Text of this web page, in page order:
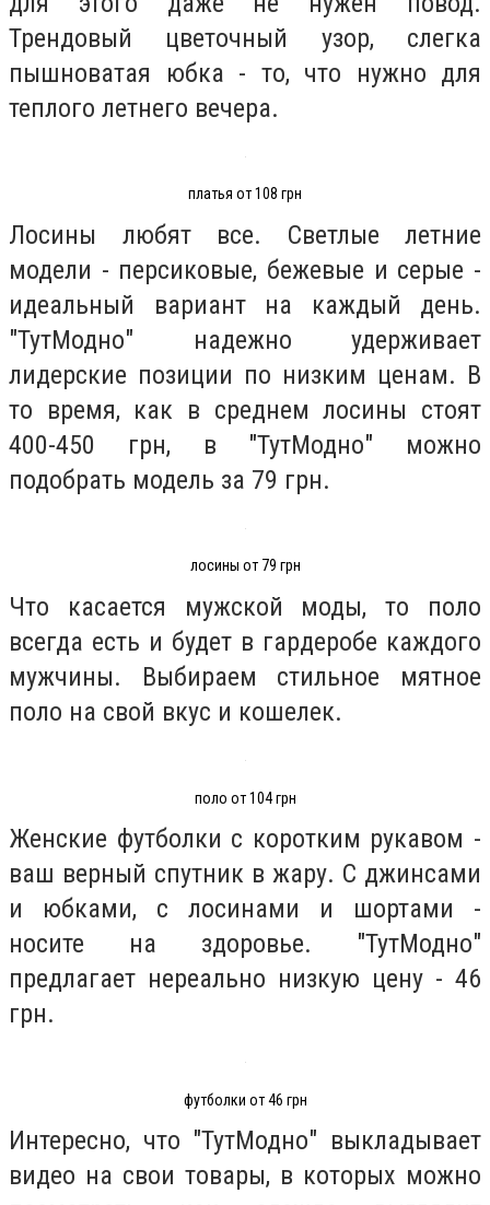
Трендовый цветочный узор, слегка
пышноватая юбка - то, что нужно для
теплого летнего вечера.
платья от 108 грн
Лосины любят все. Светлые летние
модели - персиковые, бежевые и серые -
идеальный вариант на каждый день.
"ТутМодно" надежно удерживает
лидерские позиции по низким ценам. В
то время, как в среднем лосины стоят
400-450 грн, в "ТутМодно" можно
подобрать модель за 79 грн.
лосины от 79 грн
Что касается мужской моды, то поло
всегда есть и будет в гардеробе каждого
мужчины. Выбираем стильное мятное
поло на свой вкус и кошелек.
поло от 104 грн
Женские футболки с коротким рукавом -
ваш верный спутник в жару. С джинсами
и юбками, с лосинами и шортами -
носите на здоровье. "ТутМодно"
предлагает нереально низкую цену - 46
грн.
футболки от 46 грн
Интересно, что "ТутМодно" выкладывает
видео на свои товары, в которых можно